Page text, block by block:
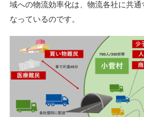
域への物流効率化は、物流各社に共
なっているのです。